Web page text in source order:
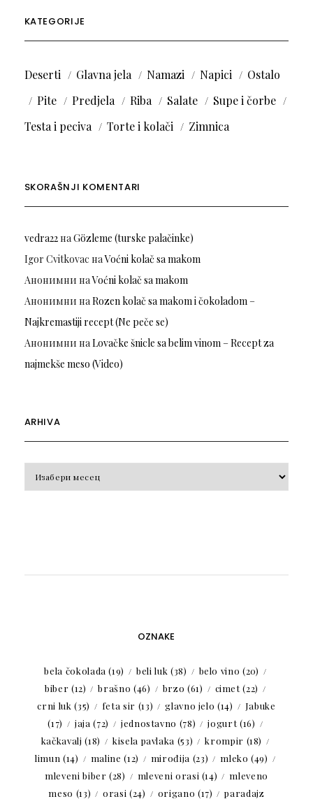
KATEGORIJE
Deserti Glavna jela Namazi Napici
Ostalo
Pite
Predjela Riba Salate
Supe i čorbe
Testa i peciva
Torte i kolači Zimnica
SKORAŠNJI KOMENTARI
vedra22наGözleme (turske palačinke)
Igor Cvitkovac наVoćni kolač sa makom
Анонимни наVoćni kolač sa makom
Анонимни наRozen kolač sa makom i čokoladom –
Najkremastiji recept (Ne peče se)
Анонимни наLovačke šnicle sa belim vinom – Recept za
najmekše meso (Video)
ARHIVA
OZNAKE
bela čokolada (19) beli luk (38) belo vino (20)
biber (12) brašno (46) brzo (61) cimet(22)
crni luk (35) feta sir (13) glavno jelo (14)
Jabuke
(17)
jaja (72) jednostavno (78) jogurt(16)
kačkavalj (18) kisela pavlaka (53) krompir (18)
limun (14) maline (12) mirođija (23) mleko (49)
mleveni biber (28) mleveni orasi (14)
mleveno
meso (13) orasi (24) origano (17)
paradajz